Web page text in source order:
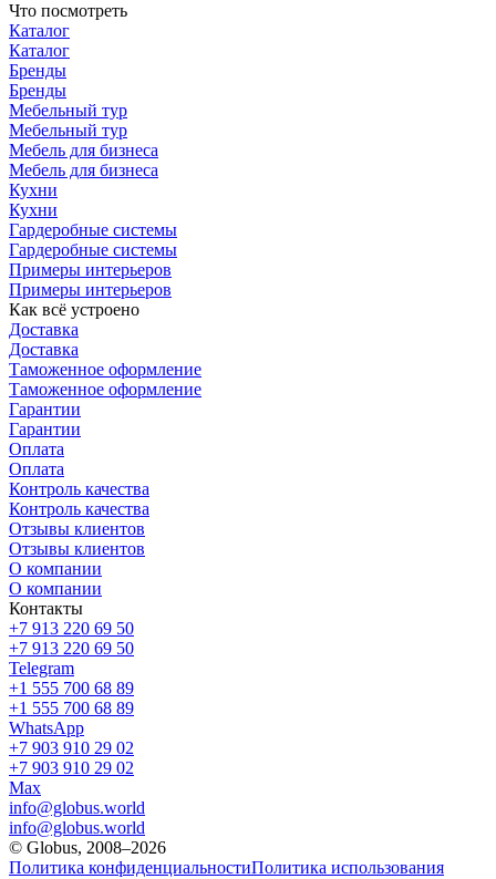
Что посмотреть
Каталог
Каталог
Бренды
Бренды
Мебельный тур
Мебельный тур
Мебель для бизнеса
Мебель для бизнеса
Кухни
Кухни
Гардеробные системы
Гардеробные системы
Примеры интерьеров
Примеры интерьеров
Как всё устроено
Доставка
Доставка
Таможенное оформление
Таможенное оформление
Гарантии
Гарантии
Оплата
Оплата
Контроль качества
Контроль качества
Отзывы клиентов
Отзывы клиентов
О компании
О компании
Контакты
+7 913 220 69 50
+7 913 220 69 50
Telegram
+1 555 700 68 89
+1 555 700 68 89
WhatsApp
+7 903 910 29 02
+7 903 910 29 02
Max
info@globus.world
info@globus.world
© Globus, 2008–2026
Политика конфиденциальностиПолитика использования